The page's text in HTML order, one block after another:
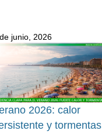
junio, 2026
2026: calor
y tormentas